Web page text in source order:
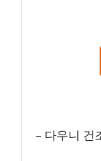
– 다우니 건